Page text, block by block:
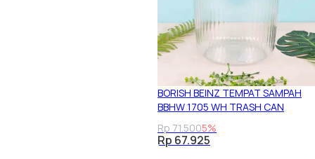
BORISH BEINZ TEMPAT SAMPAH
BBHW 1705 WH TRASH CAN
Rp 71.5005%
Rp 67.925